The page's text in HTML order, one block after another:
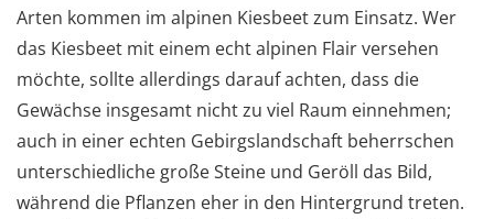
Arten kommen im alpinen Kiesbeet zum Einsatz. Wer
das Kiesbeet mit einem echt alpinen Flair versehen
möchte, sollte allerdings darauf achten, dass die
Gewächse insgesamt nicht zu viel Raum einnehmen;
auch in einer echten Gebirgslandschaft beherrschen
unterschiedliche große Steine und Geröll das Bild,
während die Pflanzen eher in den Hintergrund treten.